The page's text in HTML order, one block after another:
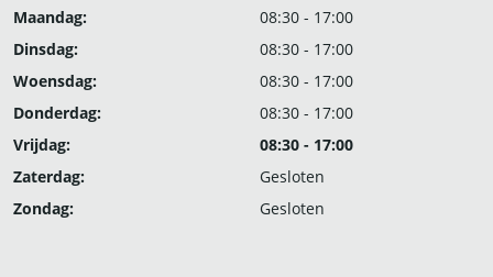
Maandag:
08:30 - 17:00
Dinsdag:
08:30 - 17:00
Woensdag:
08:30 - 17:00
Donderdag:
08:30 - 17:00
Vrijdag:
08:30 - 17:00
Zaterdag:
Gesloten
Zondag:
Gesloten